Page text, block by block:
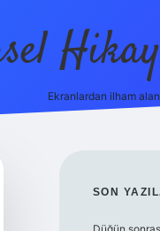
Ekranlardan ilham
SON